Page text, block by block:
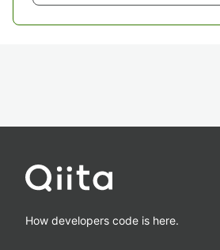
How developers code is here.